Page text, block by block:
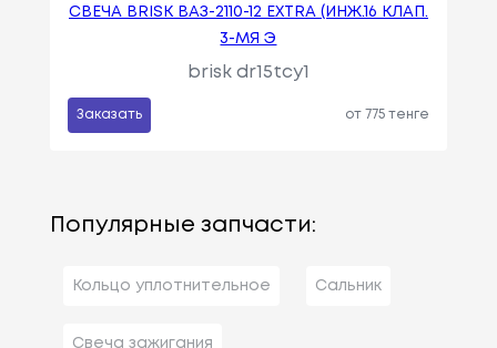
СВЕЧА BRISK ВАЗ-2110-12 EXTRA (ИНЖ.16 КЛАП.
3-МЯ Э
brisk dr15tcy1
Заказать от 775 тенге
Популярные запчасти:
Кольцо уплотнительное Сальник
Свеча зажигания